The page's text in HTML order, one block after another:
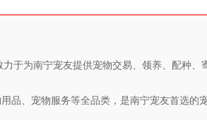
于为南宁宠友提供宠物交易、领养、配种
品、宠物服务等全品类，是南宁宠友首选的